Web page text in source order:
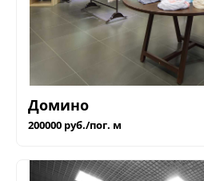
Домино
200000 руб./пог. м